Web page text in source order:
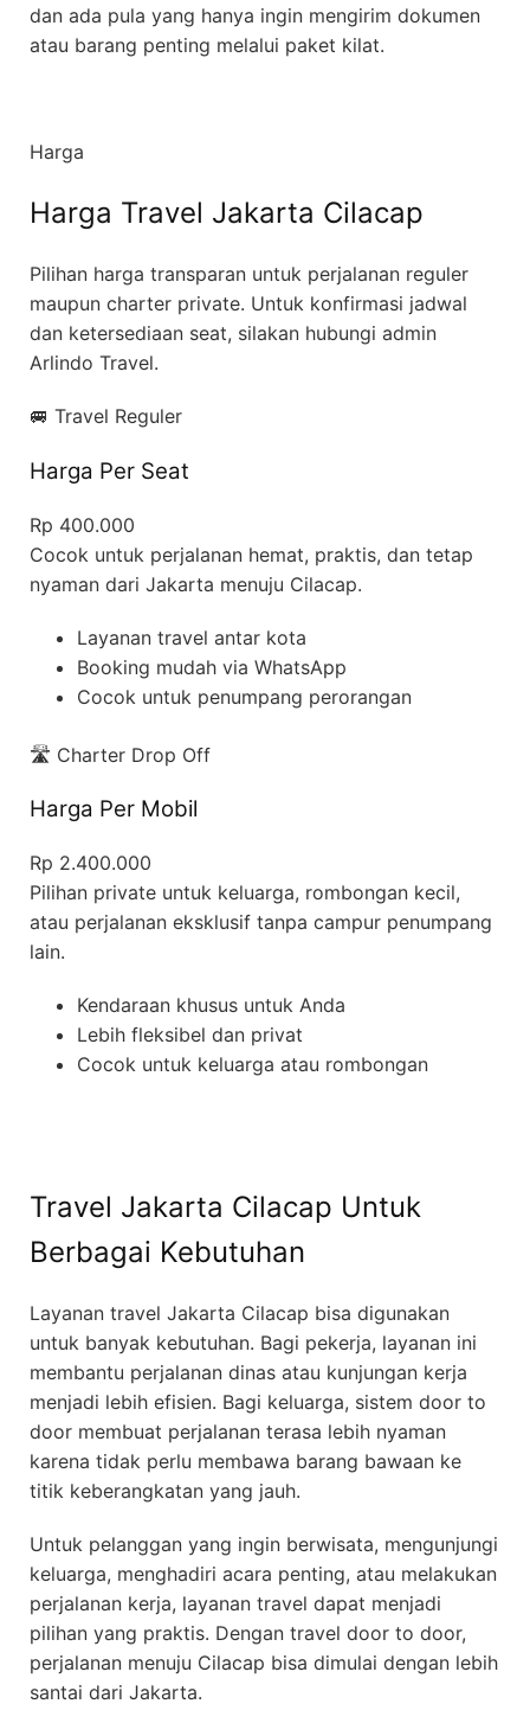
dan ada pula yang hanya ingin mengirim dokumen
atau barang penting melalui paket kilat.
Harga
Harga Travel Jakarta Cilacap
Pilihan harga transparan untuk perjalanan reguler
maupun charter private. Untuk konfirmasi jadwal
dan ketersediaan seat, silakan hubungi admin
Arlindo Travel.
🚐 Travel Reguler
Harga Per Seat
Rp 400.000
Cocok untuk perjalanan hemat, praktis, dan tetap
nyaman dari Jakarta menuju Cilacap.
Layanan travel antar kota
Booking mudah via WhatsApp
Cocok untuk penumpang perorangan
🛣️ Charter Drop Off
Harga Per Mobil
Rp 2.400.000
Pilihan private untuk keluarga, rombongan kecil,
atau perjalanan eksklusif tanpa campur penumpang
lain.
Kendaraan khusus untuk Anda
Lebih fleksibel dan privat
Cocok untuk keluarga atau rombongan
Travel Jakarta Cilacap Untuk
Berbagai Kebutuhan
Layanan travel Jakarta Cilacap bisa digunakan
untuk banyak kebutuhan. Bagi pekerja, layanan ini
membantu perjalanan dinas atau kunjungan kerja
menjadi lebih efisien. Bagi keluarga, sistem door to
door membuat perjalanan terasa lebih nyaman
karena tidak perlu membawa barang bawaan ke
titik keberangkatan yang jauh.
Untuk pelanggan yang ingin berwisata, mengunjungi
keluarga, menghadiri acara penting, atau melakukan
perjalanan kerja, layanan travel dapat menjadi
pilihan yang praktis. Dengan travel door to door,
perjalanan menuju Cilacap bisa dimulai dengan lebih
santai dari Jakarta.